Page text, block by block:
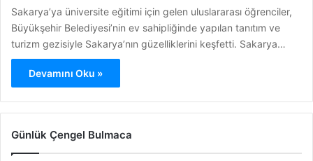
Sakarya’ya üniversite eğitimi için gelen uluslararası öğrenciler,
Büyükşehir Belediyesi’nin ev sahipliğinde yapılan tanıtım ve
turizm gezisiyle Sakarya’nın güzelliklerini keşfetti. Sakarya…
Devamını Oku »
Günlük Çengel Bulmaca